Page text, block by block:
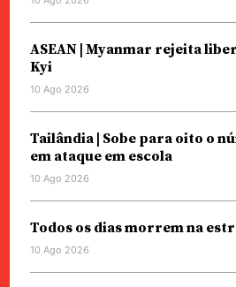
ASEAN | Myanmar rejeita
Kyi
10 Ago 2026
Tailândia | Sobe para oito o
em ataque em escola
10 Ago 2026
Todos os dias morrem na
10 Ago 2026